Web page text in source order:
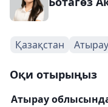
Қазақстан Атырау
Оқи отырыңыз
Атырау